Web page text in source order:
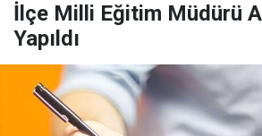
İlçe Milli Eğitim Müdürü
Yapıldı